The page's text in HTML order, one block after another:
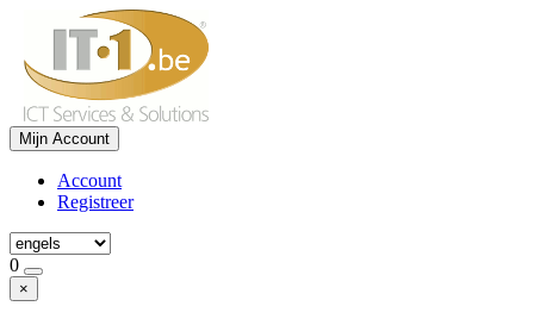
Mijn Account
Account
Registreer
0
×